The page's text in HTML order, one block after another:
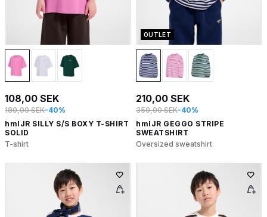
108,00 SEK
180,00 SEK-40%
hmlJR SILLY S/S BOXY T-SHIRT
SOLID
T-shirt
OUTLET
210,00 SEK
350,00 SEK-40%
hmlJR GEGGO STRIPE
SWEATSHIRT
Oversized sweatshirt